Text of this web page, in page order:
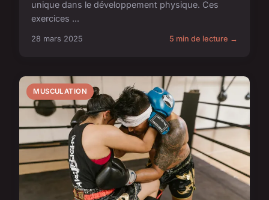
unique dans le développement physique. Ces
exercices ...
28 mars 2025 5 min de lecture →
MUSCULATION